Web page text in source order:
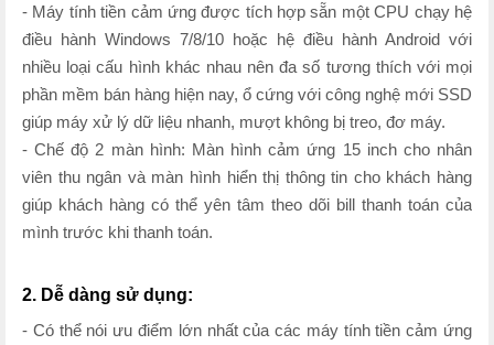
- Máy tính tiền cảm ứng được tích hợp sẵn một CPU chạy hệ
điều hành Windows 7/8/10 hoặc hệ điều hành Android với
nhiều loại cấu hình khác nhau nên đa số tương thích với mọi
phần mềm bán hàng hiện nay, ổ cứng với công nghệ mới SSD
giúp máy xử lý dữ liệu nhanh, mượt không bị treo, đơ máy.
- Chế độ 2 màn hình: Màn hình cảm ứng 15 inch cho nhân
viên thu ngân và màn hình hiển thị thông tin cho khách hàng
giúp khách hàng có thể yên tâm theo dõi bill thanh toán của
mình trước khi thanh toán.
2. Dễ dàng sử dụng:
- Có thể nói ưu điểm lớn nhất của các máy tính tiền cảm ứng